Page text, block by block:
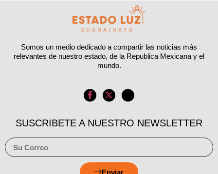
Somos un medio dedicado a compartir las noticias más
relevantes de nuestro estado, de la Republica Mexicana y el
mundo.
SUSCRIBETE A NUESTRO NEWSLETTER
Enviar